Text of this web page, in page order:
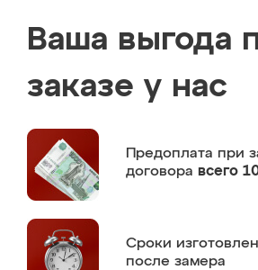
Ваша выгода
заказе у нас
Предоплата при
договора всего
Сроки
после замера